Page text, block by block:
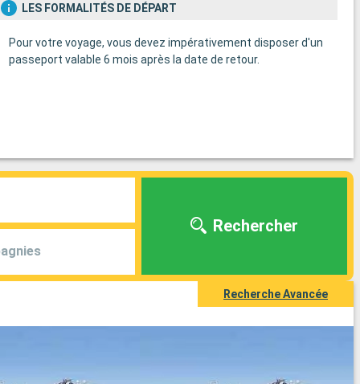
LES FORMALITÉS DE DÉPART
Pour votre voyage, vous devez impérativement disposer d'un
passeport valable 6 mois après la date de retour.
Rechercher
Recherche Avancée